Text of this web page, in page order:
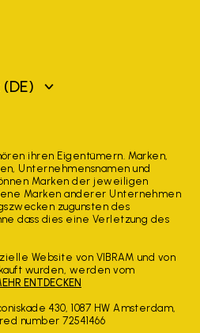
(DE)
ihren Eigentümern. Marken,
Unternehmensnamen und
Marken der jeweiligen
Marken anderer Unternehmen
zugunsten des
dass dies eine Verletzung des
Website von VIBRAM und von
wurden, werden vom
ENTDECKEN
430, 1087 HW Amsterdam,
number 72541466